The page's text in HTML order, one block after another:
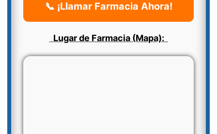
📞 ¡Llamar Farmacia Ahora!
Lugar de Farmacia (Mapa):